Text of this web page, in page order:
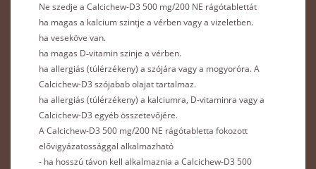
Ne szedje a Calcichew-D3 500 mg/200 NE rágótablettát
ha magas a kalcium szintje a vérben vagy a vizeletben.
ha veseköve van.
ha magas D‑vitamin szinje a vérben.
ha allergiás (túlérzékeny) a szójára vagy a mogyoróra. A
Calcichew-D3 szójabab olajat tartalmaz.
ha allergiás (túlérzékeny) a kalciumra, D-vitaminra vagy a
Calcichew-D3 egyéb összetevőjére.
A Calcichew-D3 500 mg/200 NE rágótabletta fokozott
elővigyázatossággal alkalmazható
- ha hosszú távon kell alkalmaznia a Calcichew-D3 500